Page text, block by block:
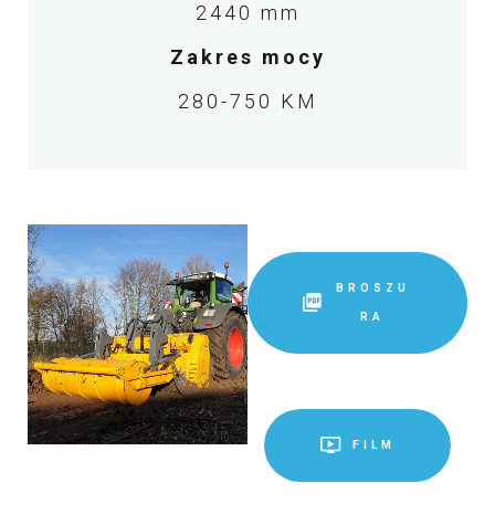
2440 mm
Zakres mocy
280-750 KM
BROSZU
RA
FILM